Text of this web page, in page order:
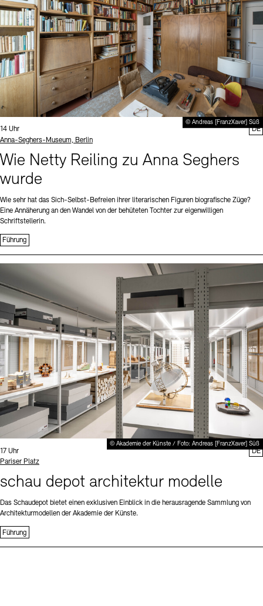
© Andreas [FranzXaver] Süß
Uhrzeit:
14 Uhr
Standort
Anna-Seghers-Museum, Berlin
Wie Netty Reiling zu Anna Seghers
wurde
Wie sehr hat das Sich-Selbst-Befreien ihrer literarischen Figuren biografische Züge?
Eine Annäherung an den Wandel von der behüteten Tochter zur eigenwilligen
Schriftstellerin.
Führung
DE
© Akademie der Künste / Foto: Andreas [FranzXaver] Süß
Uhrzeit:
17 Uhr
Standort
Pariser Platz
schau depot architektur modelle
Das Schaudepot bietet einen exklusiven Einblick in die herausragende Sammlung von
Architekturmodellen der Akademie der Künste.
Führung
DE